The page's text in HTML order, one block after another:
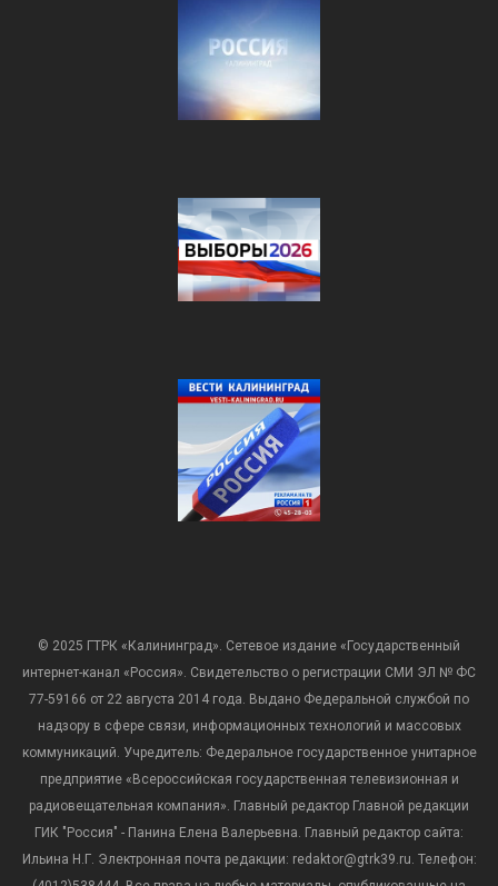
© 2025 ГТРК «Калининград». Сетевое издание «Государственный
интернет-канал «Россия». Свидетельство о регистрации СМИ ЭЛ № ФС
77-59166 от 22 августа 2014 года. Выдано Федеральной службой по
надзору в сфере связи, информационных технологий и массовых
коммуникаций. Учредитель: Федеральное государственное унитарное
предприятие «Всероссийская государственная телевизионная и
радиовещательная компания». Главный редактор Главной редакции
ГИК "Россия" - Панина Елена Валерьевна. Главный редактор сайта:
Ильина Н.Г. Электронная почта редакции: redaktor@gtrk39.ru. Телефон: